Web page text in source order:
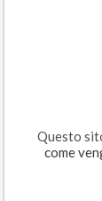
Questo
come